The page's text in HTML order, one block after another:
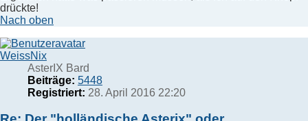
drückte!
Nach oben
WeissNix
AsterIX Bard
Beiträge: 5448
Registriert: 28. April 2016 22:20